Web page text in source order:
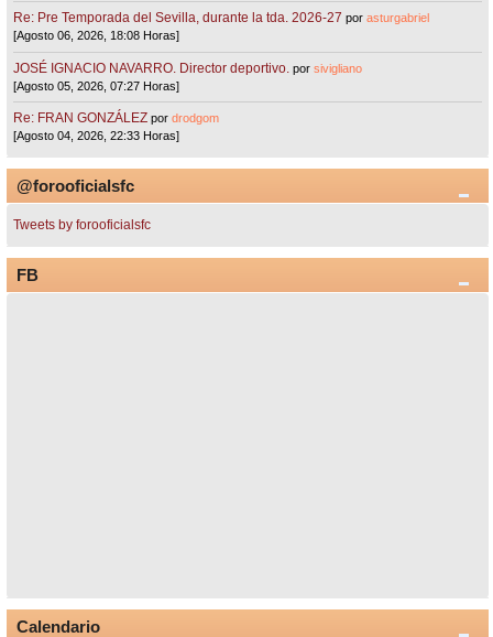
Re: Pre Temporada del Sevilla, durante la tda. 2026-27 porasturgabriel
[Agosto 06, 2026, 18:08 Horas]
JOSÉ IGNACIO NAVARRO. Director deportivo. porsivigliano
[Agosto 05, 2026, 07:27 Horas]
Re: FRAN GONZÁLEZ pordrodgom
[Agosto 04, 2026, 22:33 Horas]
@forooficialsfc
Tweets by forooficialsfc
FB
Calendario